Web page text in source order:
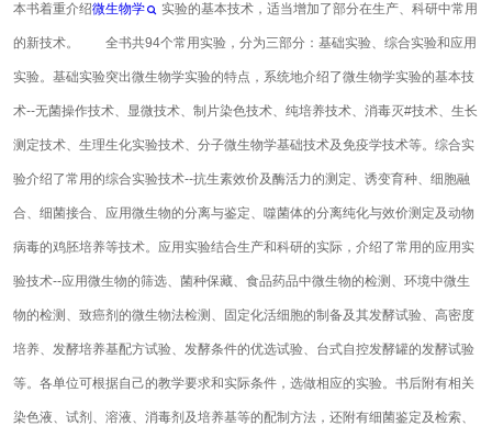
本书着重介绍微生物学 实验的基本技术，适当增加了部分在生产、科研中常用
的新技术。 全书共94个常用实验，分为三部分：基础实验、综合实验和应用
实验。基础实验突出微生物学实验的特点，系统地介绍了微生物学实验的基本技
术--无菌操作技术、显微技术、制片染色技术、纯培养技术、消毒灭#技术、生长
测定技术、生理生化实验技术、分子微生物学基础技术及免疫学技术等。综合实
验介绍了常用的综合实验技术--抗生素效价及酶活力的测定、诱变育种、细胞融
合、细菌接合、应用微生物的分离与鉴定、噬菌体的分离纯化与效价测定及动物
病毒的鸡胚培养等技术。应用实验结合生产和科研的实际，介绍了常用的应用实
验技术--应用微生物的筛选、菌种保藏、食品药品中微生物的检测、环境中微生
物的检测、致癌剂的微生物法检测、固定化活细胞的制备及其发酵试验、高密度
培养、发酵培养基配方试验、发酵条件的优选试验、台式自控发酵罐的发酵试验
等。各单位可根据自己的教学要求和实际条件，选做相应的实验。书后附有相关
染色液、试剂、溶液、消毒剂及培养基等的配制方法，还附有细菌鉴定及检索、